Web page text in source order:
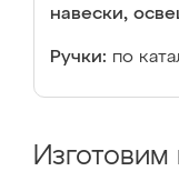
навески,
Ручки: по
Изготовим